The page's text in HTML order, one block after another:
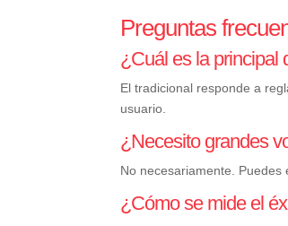
Preguntas
¿Cuál es la principal
El tradicional responde a
usuario.
¿Necesito grandes
No necesariamente. Puedes
¿Cómo se mide el